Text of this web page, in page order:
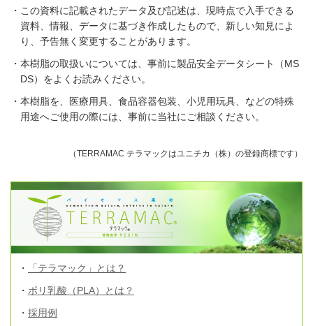
この資料に記載されたデータ及び記述は、現時点で入手できる
資料、情報、データに基づき作成したもので、新しい知見によ
り、予告無く変更することがあります。
本樹脂の取扱いについては、事前に製品安全データシート（MS
DS）をよくお読みください。
本樹脂を、医療用具、食品容器包装、小児用玩具、などの特殊
用途へご使用の際には、事前に当社にご相談ください。
（TERRAMAC テラマックはユニチカ（株）の登録商標です）
「テラマック」とは？
ポリ乳酸（PLA）とは？
採用例